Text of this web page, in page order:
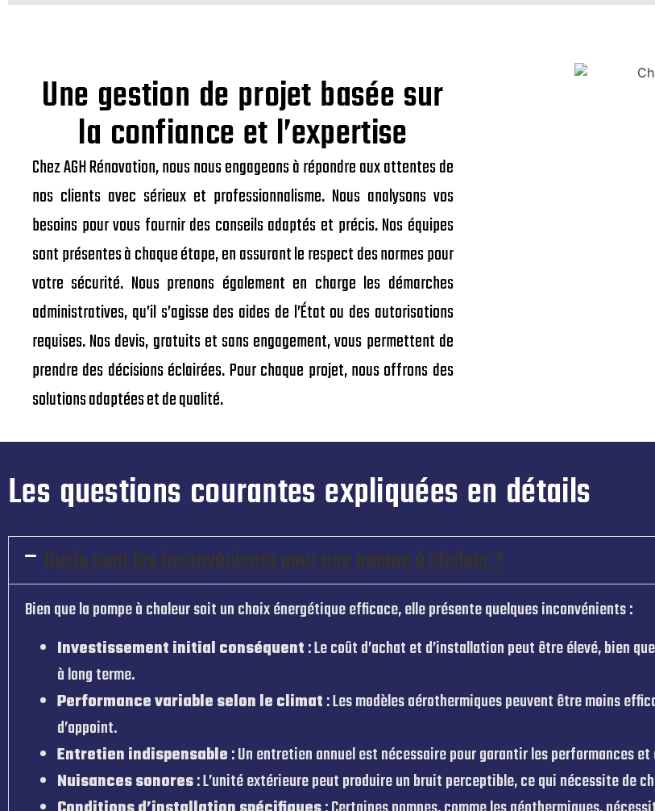
Une gestion de projet basée sur
la confiance et l’expertise
Chez AGH Rénovation, nous nous engageons à répondre aux attentes de
nos clients avec sérieux et professionnalisme. Nous analysons vos
besoins pour vous fournir des conseils adaptés et précis. Nos équipes
sont présentes à chaque étape, en assurant le respect des normes pour
votre sécurité. Nous prenons également en charge les démarches
administratives, qu’il s’agisse des aides de l’État ou des autorisations
requises. Nos devis, gratuits et sans engagement, vous permettent de
prendre des décisions éclairées. Pour chaque projet, nous offrons des
solutions adaptées et de qualité.
Les questions courantes expliquées en détails
Quels sont les inconvénients pour une pompe à chaleur ?
Bien que la pompe à chaleur soit un choix énergétique efficace, elle présente quelques inconvénients :
Investissement initial conséquent: Le coût d’achat et d’installation peut être élevé, bien
à long terme.
Performance variable selon le climat: Les modèles aérothermiques peuvent être moins
d’appoint.
Entretien indispensable: Un entretien annuel est nécessaire pour garantir les performances
Nuisances sonores: L’unité extérieure peut produire un bruit perceptible, ce qui nécessite de